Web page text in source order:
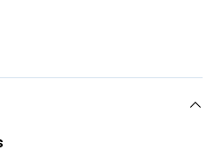
internationalement pour ses